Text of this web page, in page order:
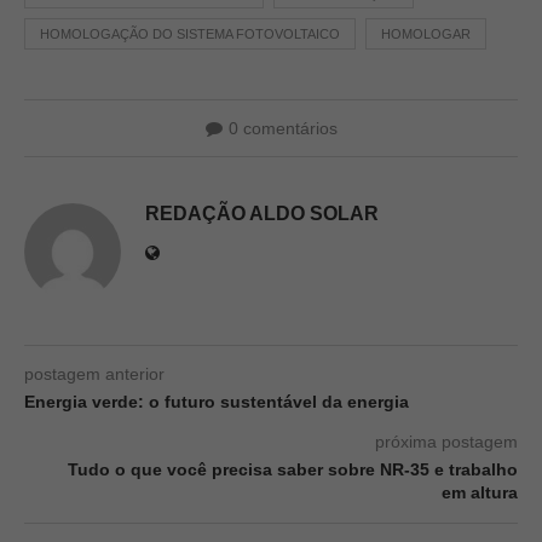
HOMOLOGAÇÃO DO SISTEMA FOTOVOLTAICO HOMOLOGAR
0 comentários
REDAÇÃO ALDO SOLAR
postagem anterior
Energia verde: o futuro sustentável da energia
próxima postagem
Tudo o que você precisa saber sobre NR-35 e trabalho
em altura